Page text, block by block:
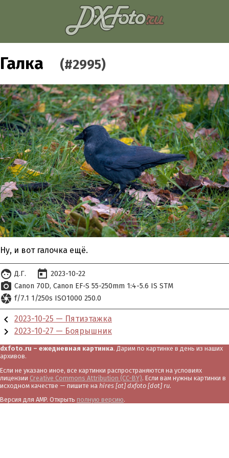
Галка (#2995)
Ну, и вот галочка ещё.
face Д.Г. today 2023-10-22
photo_camera Canon 70D Canon EF-S 55-250mm 1:4-5.6 IS STM
camera f/7.1 1/250s ISO1000 250.0
chevron_left 2023-10-25 — Пятиэтажка
chevron_right 2023-10-27 — Боярышник
dxfoto.ru – ежедневная картинка. Дарим по картинке в день из наших
архивов.
Если не указано иное, все картинки распространяются на условиях
лицензии Creative Commons Attribution (CC-BY). Если вам нужны картинки в
исходном качестве — пишите на hires [at] dxfoto [dot] ru.
Версия для AMP. Открыть полную версию.